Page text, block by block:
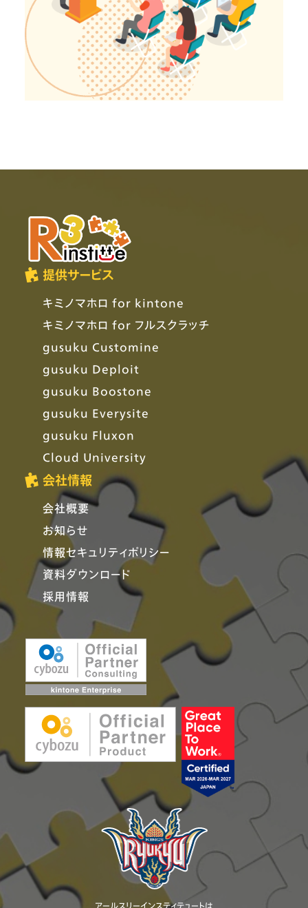
提供サービス
キミノマホロ for kintone
キミノマホロ for フルスクラッチ
gusuku Customine
gusuku Deploit
gusuku Boostone
gusuku Everysite
gusuku Fluxon
Cloud University
会社情報
会社概要
お知らせ
情報セキュリティポリシー
資料ダウンロード
採用情報